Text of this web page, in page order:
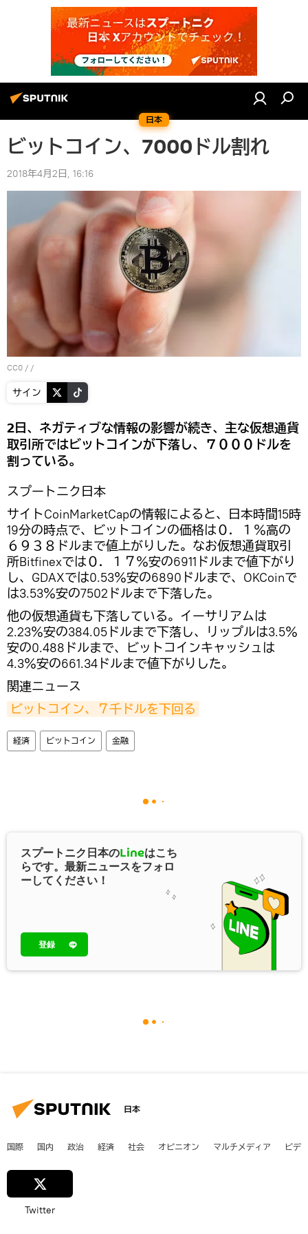
日本
ビットコイン、7000ドル割れ
2018年4月2日, 16:16
CC0 / /
サイン
2日、ネガティブな情報の影響が続き、主な仮想通貨
取引所ではビットコインが下落し、７０００ドルを
割っている。
スプートニク日本
サイトCoinMarketCapの情報によると、日本時間15時
19分の時点で、ビットコインの価格は０．１％高の
６９３８ドルまで値上がりした。なお仮想通貨取引
所Bitfinexでは０．１７％安の6911ドルまで値下がり
し、GDAXでは0.53％安の6890ドルまで、OKCoinで
は3.53％安の7502ドルまで下落した。
他の仮想通貨も下落している。イーサリアムは
2.23％安の384.05ドルまで下落し、リップルは3.5％
安の0.488ドルまで、ビットコインキャッシュは
4.3％安の661.34ドルまで値下がりした。
関連ニュース
ビットコイン、７千ドルを下回る
経済 ビットコイン 金融
スプートニク日本のLineはこち
らです。最新ニュースをフォロ
ーしてください！
登録
日本
国際 国内 政治 経済 社会 オピニオン マルチメディア ビデ
Twitter